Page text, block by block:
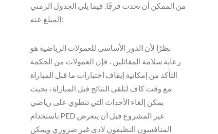
من الممكن أن تحدث فرقًا. فيما يلي الجدول الزمني
المبلغ عنه:
نظرًا لأن الدور الأساسي للعمولات الرياضية هو
رعاية سلامة المقاتلين ، فإن العمولات من الحكمة
التأكد من إمكانية إيقاف اختبارات ما قبل المباراة
مع وقت كاف لتلقي النتائج قبل المباراة ، بحيث
يمكن إلغاء الأحداث التي تنطوي على رياضي
باستخدام PED غير المشروع قبل أن يتعرض
المنافسون النظيفون لأذى غير ضروري ويمكن